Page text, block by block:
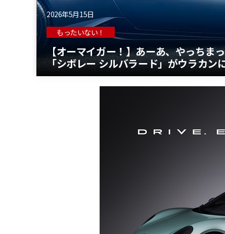
2026年5月15日
もったいない！
【オーマイガー！】あーあ、やっち
「シボレー シルバラード」がウラカン